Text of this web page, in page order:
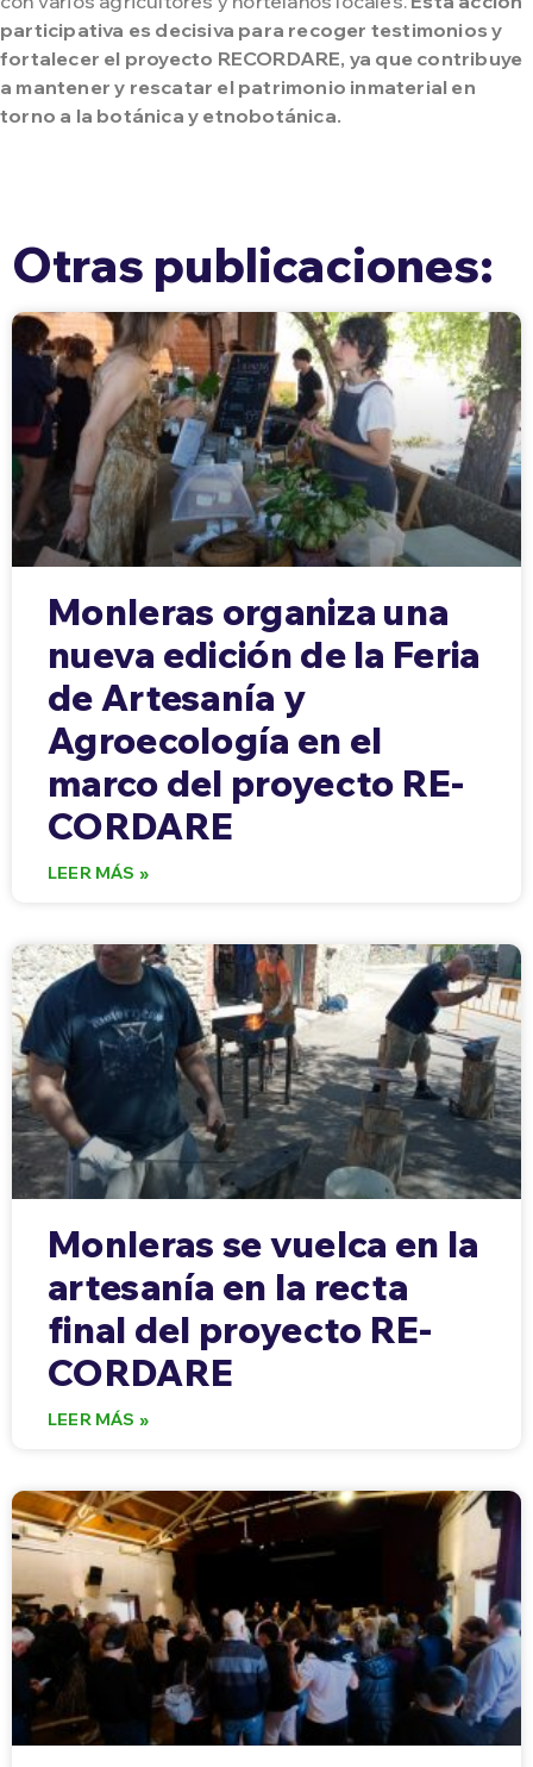
participativa es decisiva para recoger testimonios y
fortalecer el proyecto RECORDARE, ya que contribuye
a mantener y rescatar el patrimonio inmaterial en
torno a la botánica y etnobotánica.
Otras publicaciones:
Monleras organiza una
nueva edición de la Feria
de Artesanía y
Agroecología en el
marco del proyecto RE-
CORDARE
LEER MÁS »
Monleras se vuelca en la
artesanía en la recta
final del proyecto RE-
CORDARE
LEER MÁS »